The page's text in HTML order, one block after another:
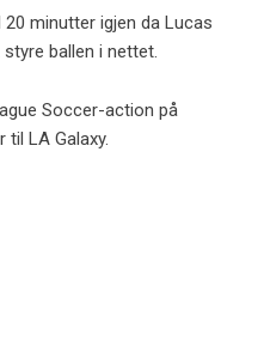
minutter igjen da Lucas
ballen i nettet.
Soccer-action på
LA Galaxy.